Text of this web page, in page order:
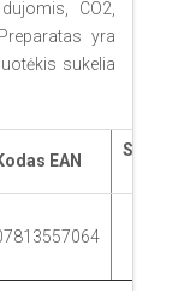
CO2,
yra
sukelia
EAN
Svoris